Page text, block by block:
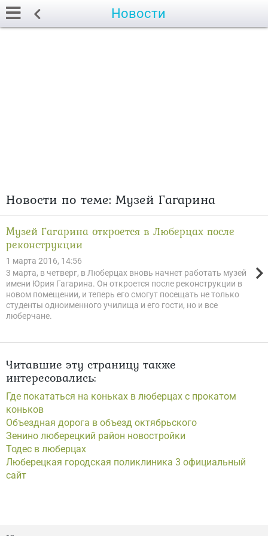
Новости
Новости по теме: Музей Гагарина
Музей Гагарина откроется в Люберцах после
реконструкции
1 марта 2016, 14:56
3 марта, в четверг, в Люберцах вновь начнет работать музей
имени Юрия Гагарина. Он откроется после реконструкции в
новом помещении, и теперь его смогут посещать не только
студенты одноименного училища и его гости, но и все
люберчане.
Читавшие эту страницу также
интересовались:
Где покататься на коньках в люберцах с прокатом
коньков
Объездная дорога в объезд октябрьского
Зенино люберецкий район новостройки
Тодес в люберцах
Люберецкая городская поликлиника 3 официальный
сайт